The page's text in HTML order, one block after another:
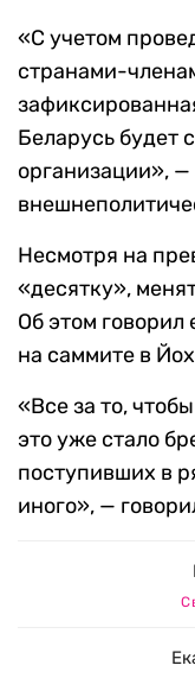
«С учетом
странами-
Беларусь будет
организации», —
Несмотря на
«десятку»,
Об этом
на саммите в
«Все за то,
это уже стало
поступивших в
иного», —